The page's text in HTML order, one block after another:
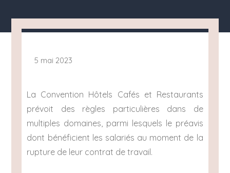
5 mai 2023
La Convention Hôtels Cafés et Restaurants
prévoit des règles particulières dans de
multiples domaines, parmi lesquels le préavis
dont bénéficient les salariés au moment de la
rupture de leur contrat de travail.